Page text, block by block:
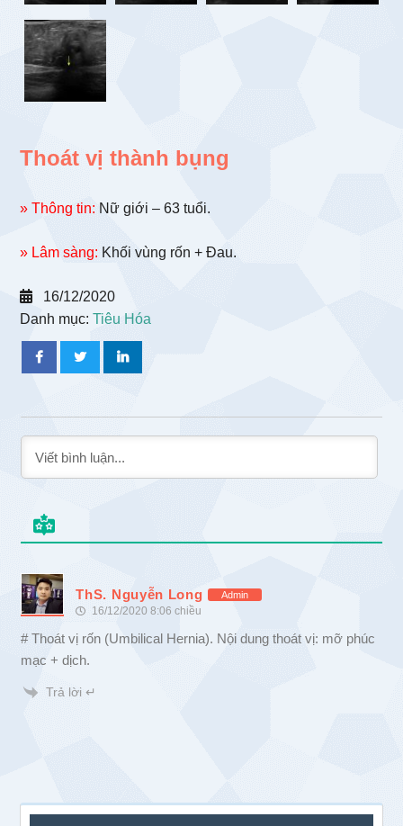
Thoát vị thành bụng
» Thông tin: Nữ giới – 63 tuổi.
» Lâm sàng: Khối vùng rốn + Đau.
16/12/2020
Danh mục:Tiêu Hóa
ThS. Nguyễn Long Admin
16/12/2020 8:06 chiều
# Thoát vị rốn (Umbilical Hernia). Nội dung thoát vị: mỡ phúc
mạc + dịch.
Trả lời ↵
Sidebar